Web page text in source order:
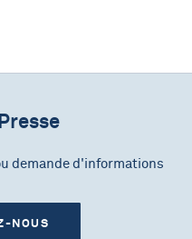
demande d'informations
NOUS